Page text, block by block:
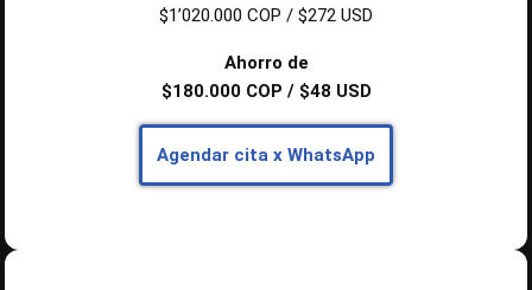
$1’020.000 COP / $272 USD
Ahorro de
$180.000 COP / $48 USD
Agendar cita x WhatsApp